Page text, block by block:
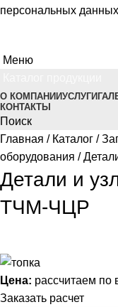
персональных данных
Меню
О КОМПАНИИУСЛУГИ
КОНТАКТЫ
Поиск
Главная
Каталог
оборудования
Детали и
ТЧМ-ЧЦР
Цена: рассчитаем
Заказать расчет